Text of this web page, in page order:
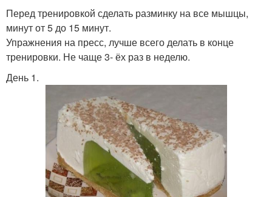
Перед тренировкой сделать разминку на все мышцы,
минут от 5 до 15 минут.
Упражнения на пресс, лучше всего делать в конце
тренировки. Не чаще 3- ёх раз в неделю.
День 1.